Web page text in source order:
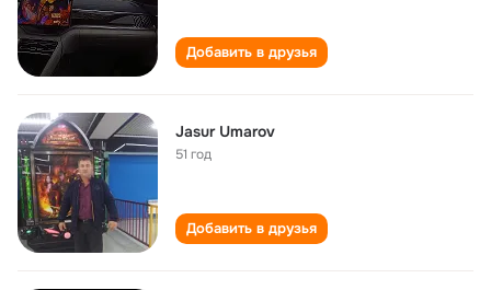
Добавить в друзья
Jasur Umarov
51 год
Добавить в друзья